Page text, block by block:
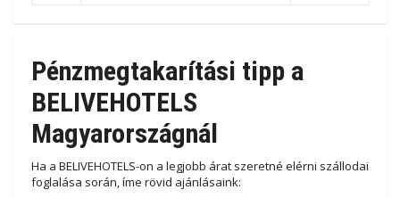
Pénzmegtakarítási tipp a
BELIVEHOTELS
Magyarországnál
Ha a BELIVEHOTELS-on a legjobb árat szeretné elérni szállodai
foglalása során, íme rövid ajánlásaink: